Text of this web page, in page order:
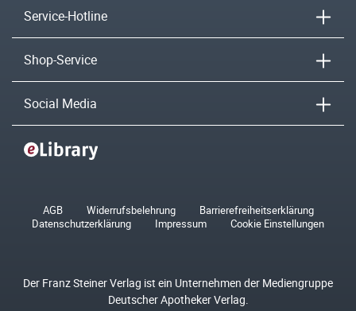
Service-Hotline
Shop-Service
Social Media
AGB Widerrufsbelehrung
Barrierefreiheitserklärung
Datenschutzerklärung
Impressum Cookie Einstellungen
Der Franz Steiner Verlag ist ein Unternehmen der Mediengruppe
Deutscher Apotheker Verlag.